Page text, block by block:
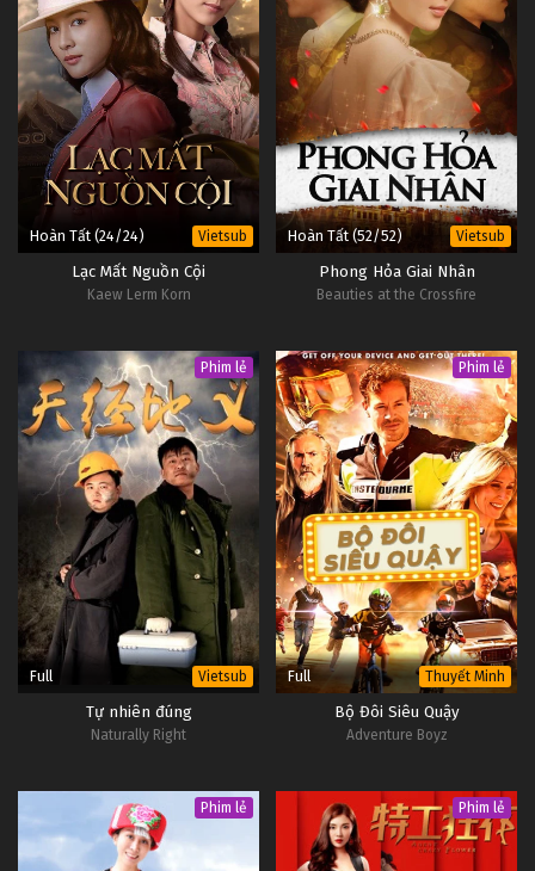
Hoàn Tất (24/24) Vietsub
Lạc Mất Nguồn Cội
Kaew Lerm Korn
Hoàn Tất (52/52) Vietsub
Phong Hỏa Giai Nhân
Beauties at the Crossfire
Phim lẻ
Full Vietsub
Tự nhiên đúng
Naturally Right
Phim lẻ
Full Thuyết Minh
Bộ Đôi Siêu Quậy
Adventure Boyz
Phim lẻ Phim lẻ